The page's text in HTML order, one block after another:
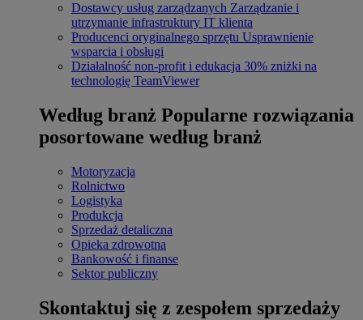
Dostawcy usług zarządzanych Zarządzanie i
utrzymanie infrastruktury IT klienta
Producenci oryginalnego sprzętu Usprawnienie
wsparcia i obsługi
Działalność non-profit i edukacja 30% zniżki na
technologię TeamViewer
Według branż Popularne rozwiązania
posortowane według branż
Motoryzacja
Rolnictwo
Logistyka
Produkcja
Sprzedaż detaliczna
Opieka zdrowotna
Bankowość i finanse
Sektor publiczny
Skontaktuj się z zespołem sprzedaży